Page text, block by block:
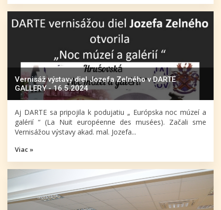
Vernisáž výstavy diel Jozefa Zelného v DARTE
GALLERY - 16.5.2024
Aj DARTE sa pripojila k podujatiu „ Európska noc múzeí a
galérií “ (La Nuit européenne des musées). Začali sme
Vernisážou výstavy akad. mal. Jozefa...
Viac »